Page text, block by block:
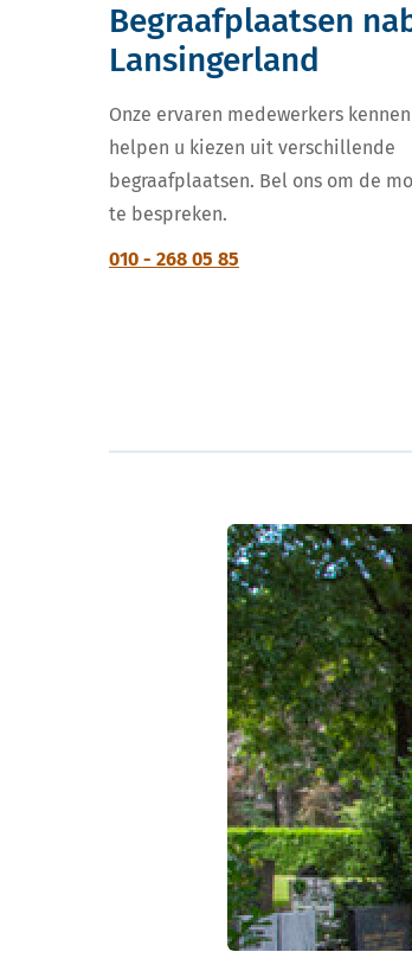
Begraafplaatsen
Lansingerland
Onze ervaren medewerkers
helpen u kiezen uit verschillende
begraafplaatsen. Bel ons om de
te bespreken.
010 - 268 05 85